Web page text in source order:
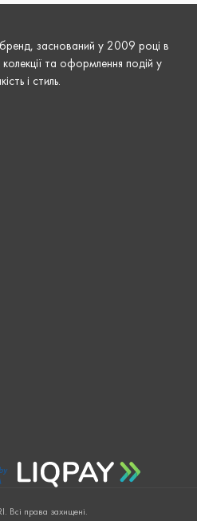
заснований у 2009 році в
колекції та оформлення подій у
і стиль.
Всі права захищені.